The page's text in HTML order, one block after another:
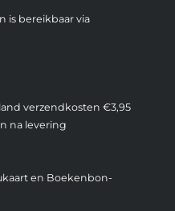
is bereikbaar via
verzendkosten €3,95
na levering
en Boekenbon-